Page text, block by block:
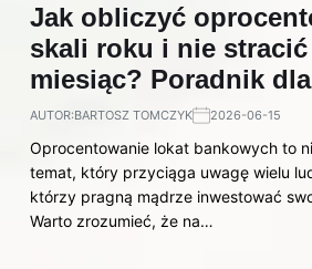
Jak obliczyć
skali roku i nie stracić
miesiąc? Poradnik
AUTOR:BARTOSZ TOMCZYK 2026-06-15
Oprocentowanie lokat bankowych to
temat, który przyciąga uwagę wielu
którzy pragną mądrze inwestować
Warto zrozumieć, że na…